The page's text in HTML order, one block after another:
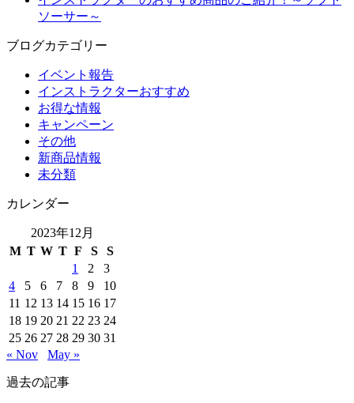
ソーサー～
ブログカテゴリー
イベント報告
インストラクターおすすめ
お得な情報
キャンペーン
その他
新商品情報
未分類
カレンダー
2023年12月
M T W T F S
S
1
2
3
4
5 6 7 8 9
10
11 12 13 14 15 16 17
18 19 20 21 22 23 24
25 26 27 28 29 30 31
« Nov
May »
過去の記事